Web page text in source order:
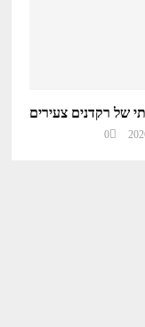
של רקדנים צעירים
0